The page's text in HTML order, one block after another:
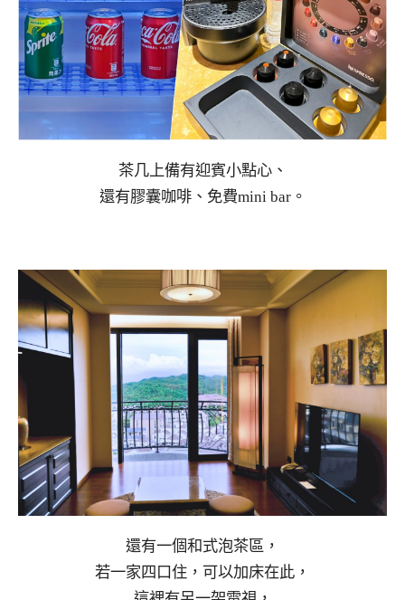
茶几上備有迎賓小點心、
還有膠囊咖啡、免費mini bar。
還有一個和式泡茶區，
若一家四口住，可以加床在此，